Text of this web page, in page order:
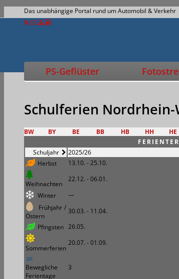
Das unabhängige Portal rund um Automobil & Verkehr
PS-Geflüster
Schulferien Nordrhein-
BW BY BE BB HB HH HE
Schuljahr
2025/26
Herbst
13.10. - 25.10.
Weihnachten
22.12. - 06.01.
Winter
—
Frühjahr /
Ostern
30.03. - 11.04.
Pfingsten 26.05.
Sommerferien
20.07. - 01.09.
Bewegliche
Ferientage
3